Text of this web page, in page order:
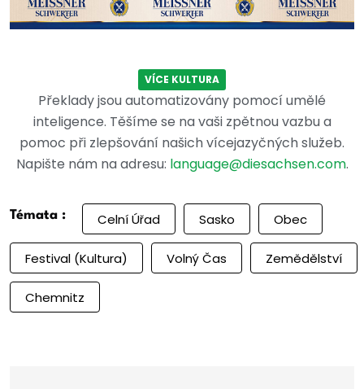
VÍCE KULTURA
Překlady jsou automatizovány pomocí umělé
inteligence. Těšíme se na vaši zpětnou vazbu a
pomoc při zlepšování našich vícejazyčných služeb.
Napište nám na adresu: language@diesachsen.com.
Témata : Celní Úřad Sasko Obec
Festival (kultura) Volný Čas Zemědělství
Chemnitz